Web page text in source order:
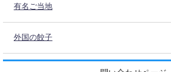
有名ご当地
外国の餃子